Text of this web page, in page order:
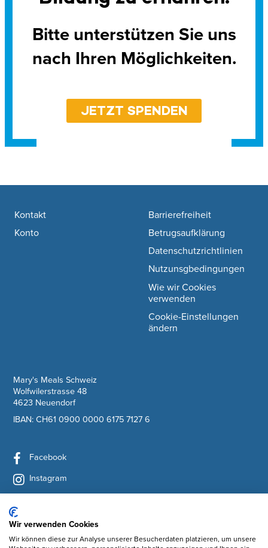
Bitte unterstützen Sie uns
nach Ihren Möglichkeiten.
JETZT SPENDEN
Footer navigation
Mary's Meals Schweiz
Wolfwilerstrasse 48
4623 Neuendorf
IBAN: CH61 0900 0000 6175 7127 6
Kontakt
Konto
Barrierefreiheit
Betrugsaufklärung
Datenschutzrichtlinien
Nutzunsgbedingungen
Wie wir Cookies
verwenden
Cookie-Einstellungen
ändern
Facebook
Instagram
LinkedIn
Newsletter abonnieren
Wir verwenden Cookies
Wir können diese zur Analyse unserer Besucherdaten platzieren, um unsere